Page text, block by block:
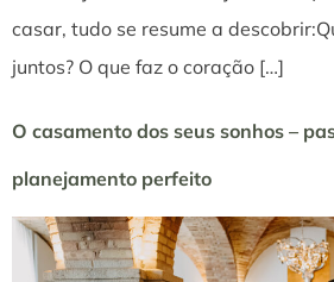
casar, tudo se resume a
juntos? O que faz o coração […]
O casamento dos seus sonhos –
planejamento perfeito